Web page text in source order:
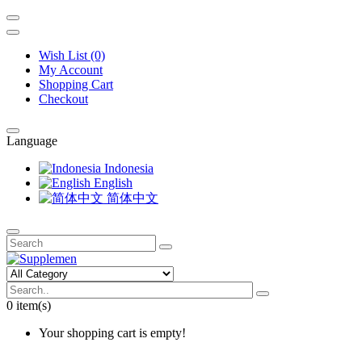
Wish List (0)
My Account
Shopping Cart
Checkout
Language
Indonesia
English
简体中文
0 item(s)
Your shopping cart is empty!